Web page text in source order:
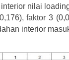
nilai
faktor 3
interior